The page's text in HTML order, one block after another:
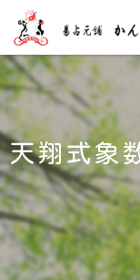
天翔式象